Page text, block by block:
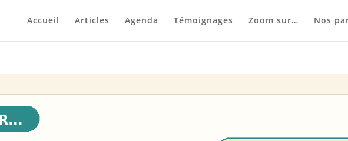
Accueil Articles Agenda Témoignages Zoom sur… Nos